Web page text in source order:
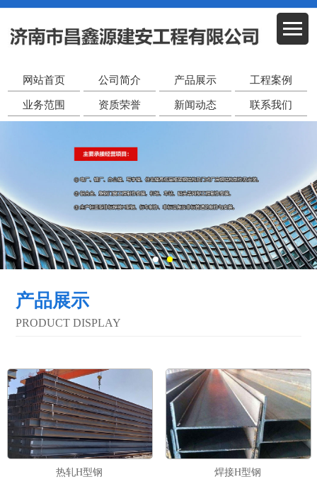
网站首页 公司简介 产品展示 工程案例
业务范围 资质荣誉 新闻动态 联系我们
产品展示
PRODUCT DISPLAY
热轧H型钢 焊接H型钢